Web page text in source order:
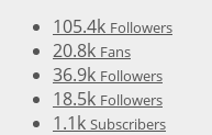
105.4k Followers
20.8k Fans
36.9k Followers
18.5k Followers
1.1k Subscribers